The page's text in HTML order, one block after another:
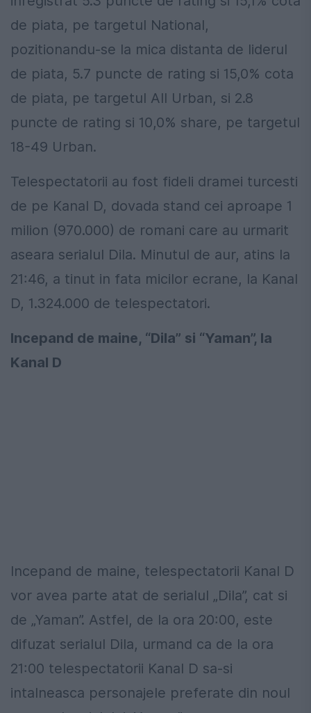
de piata, pe targetul National,
pozitionandu-se la mica distanta de liderul
de piata, 5.7 puncte de rating si 15,0% cota
de piata, pe targetul All Urban, si 2.8
puncte de rating si 10,0% share, pe targetul
18-49 Urban.
Telespectatorii au fost fideli dramei turcesti
de pe Kanal D, dovada stand cei aproape 1
milion (970.000) de romani care au urmarit
aseara serialul Dila. Minutul de aur, atins la
21:46, a tinut in fata micilor ecrane, la Kanal
D, 1.324.000 de telespectatori.
Incepand de maine, “Dila” si “Yaman”, la
Kanal D
Incepand de maine, telespectatorii Kanal D
vor avea parte atat de serialul „Dila”, cat si
de „Yaman”. Astfel, de la ora 20:00, este
difuzat serialul Dila, urmand ca de la ora
21:00 telespectatorii Kanal D sa-si
intalneasca personajele preferate din noul